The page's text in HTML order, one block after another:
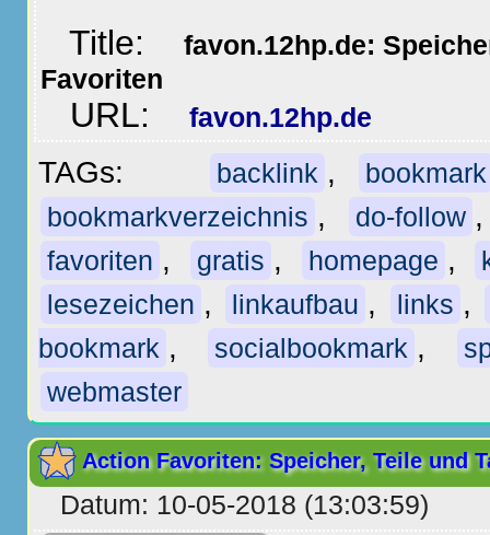
Title:
favon.12hp.de:
Favoriten
URL: favon.12hp.de
TAGs: backlink ,
bookmark
bookmarkverzeichnis , do-follow
favoriten , gratis , homepage ,
lesezeichen , linkaufbau , links ,
bookmark , socialbookmark ,
webmaster
Action Favoriten: Speicher, Teile und
Datum: 10-05-2018 (13:03:59)